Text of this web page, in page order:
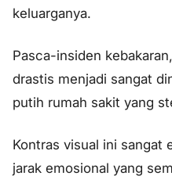
keluarganya.
Pasca-insiden
drastis menjadi sangat
putih rumah sakit yang
Kontras visual ini sangat
jarak emosional yang